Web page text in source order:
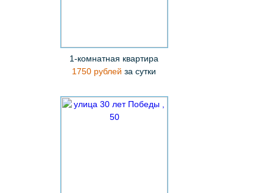
1-комнатная квартира
1750 рублей за сутки